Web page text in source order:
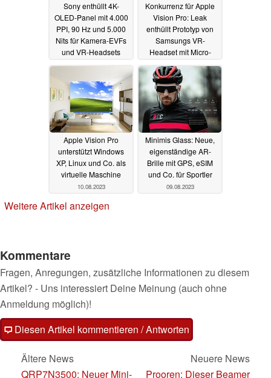
Sony enthüllt 4K-
OLED-Panel mit 4.000
PPI, 90 Hz und 5.000
Nits für Kamera-EVFs
und VR-Headsets
24.08.2023
Konkurrenz für Apple
Vision Pro: Leak
enthüllt Prototyp von
Samsungs VR-
Headset mit Micro-
OLED und Exynos
220015.08.2023
Apple Vision Pro
unterstützt Windows
XP, Linux und Co. als
virtuelle Maschine
10.08.2023
Minimis Glass: Neue,
eigenständige AR-
Brille mit GPS, eSIM
und Co. für Sportler
09.08.2023
Weitere Artikel anzeigen
Kommentare
Fragen, Anregungen, zusätzliche Informationen zu diesem
Artikel? - Uns interessiert Deine Meinung (auch ohne
Anmeldung möglich)!
Diesen Artikel kommentieren / Antworten
Ältere News
QRP7N3500: Neuer Mini-
Neuere News
Prooren: Dieser Beamer